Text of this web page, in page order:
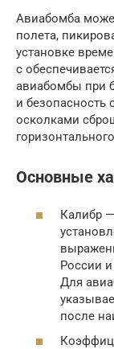
Авиабомба
полета,
установке
с
авиабомбы при
и безопасность
осколками
Основные
Калибр
России
Для
после